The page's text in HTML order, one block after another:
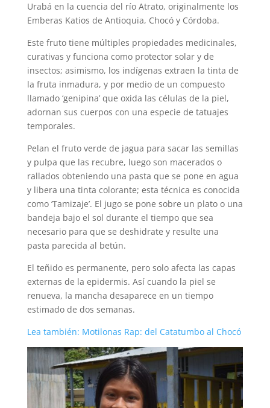
Urabá en la cuencia del río Atrato, originalmente los
Emberas Katios de Antioquia, Chocó y Córdoba.
Este fruto tiene múltiples propiedades medicinales,
curativas y funciona como protector solar y de
insectos; asimismo, los indígenas extraen la tinta de
la fruta inmadura, y por medio de un compuesto
llamado ‘genipina’ que oxida las células de la piel,
adornan sus cuerpos con una especie de tatuajes
temporales.
Pelan el fruto verde de jagua para sacar las semillas
y pulpa que las recubre, luego son macerados o
rallados obteniendo una pasta que se pone en agua
y libera una tinta colorante; esta técnica es conocida
como ‘Tamizaje’. El jugo se pone sobre un plato o una
bandeja bajo el sol durante el tiempo que sea
necesario para que se deshidrate y resulte una
pasta parecida al betún.
El teñido es permanente, pero solo afecta las capas
externas de la epidermis. Así cuando la piel se
renueva, la mancha desaparece en un tiempo
estimado de dos semanas.
Lea también: Motilonas Rap: del Catatumbo al Chocó